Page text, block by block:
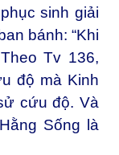
sinh giải
bánh: “Khi
Tv 136,
độ mà Kinh
cứu độ. Và
Sống là